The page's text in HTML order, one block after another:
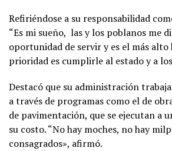
Refiriéndose a su responsabilidad
“Es mi sueño, las y los poblanos me
oportunidad de servir y es el más
prioridad es cumplirle al estado y a
Destacó que su administración
a través de programas como el de
de pavimentación, que se ejecutan a
su costo. “No hay moches, no hay
consagrados», afirmó.